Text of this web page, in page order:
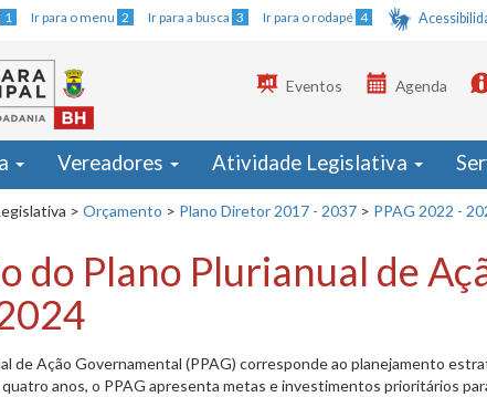
1 Ir para o menu 2 Ir para a busca 3 Ir para o rodapé 4
Eventos Agenda
Vereadores Atividade Legislativa
> Orçamento > Plano Diretor 2017 - 2037 > PPAG 2022 -
do Plano Plurianual de
de Ação Governamental (PPAG) corresponde ao planejamento
quatro anos, o PPAG apresenta metas e investimentos prioritários